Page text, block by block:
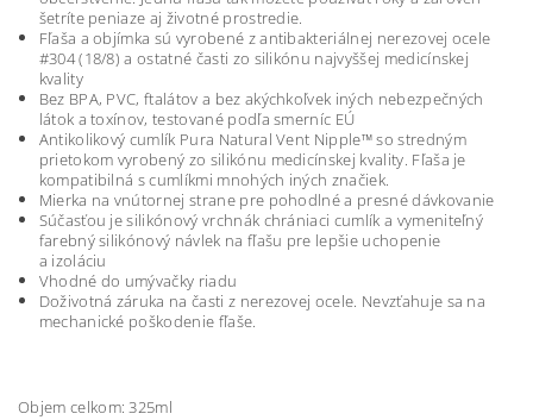
šetríte peniaze aj životné prostredie.
Fľaša a objímka sú vyrobené z antibakteriálnej nerezovej ocele
#304 (18/8) a ostatné časti zo silikónu najvyššej medicínskej
kvality
Bez BPA, PVC, ftalátov a bez akýchkoľvek iných nebezpečných
látok a toxínov, testované podľa smerníc EÚ
Antikolikový cumlík Pura Natural Vent Nipple™ so stredným
prietokom vyrobený zo silikónu medicínskej kvality. Fľaša je
kompatibilná s cumlíkmi mnohých iných značiek.
Mierka na vnútornej strane pre pohodlné a presné dávkovanie
Súčasťou je silikónový vrchnák chrániaci cumlík a vymeniteľný
farebný silikónový návlek na fľašu pre lepšie uchopenie
a izoláciu
Vhodné do umývačky riadu
Doživotná záruka na časti z nerezovej ocele. Nevzťahuje sa na
mechanické poškodenie fľaše.
Objem celkom: 325ml